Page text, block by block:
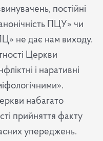
постійні
ПЦУ» чи
не дає нам виходу.
Церкви
і наративні
набагато
прийняття факту
упереджень.